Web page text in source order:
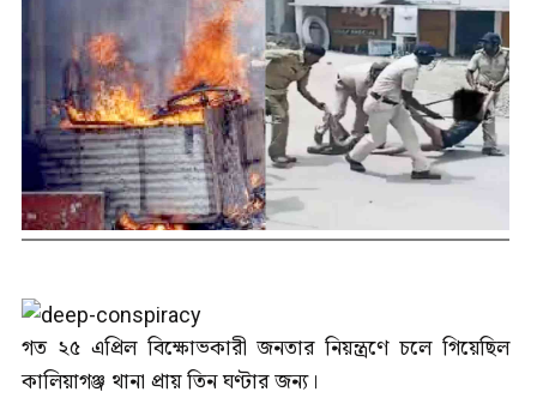
গত ২৫ এপ্রিল বিক্ষোভকারী জনতার নিয়ন্ত্রণে চলে গিয়েছিল
কালিয়াগঞ্জ থানা প্রায় তিন ঘণ্টার জন্য।